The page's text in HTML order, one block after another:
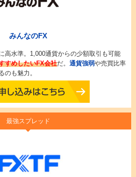
みんなのFX
高水準。1,000通貨からの少額取引も可能
すめしたいFX会社だ。 通貨強弱や売買比率
のも魅力。
最強スプレッド